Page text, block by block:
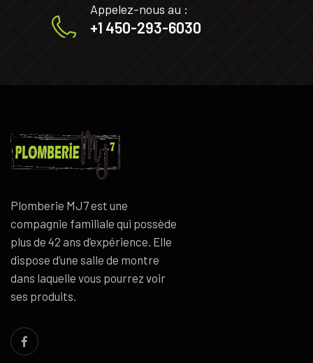
Appelez-nous au :
+1 450-293-6030
Plomberie MJ7 est une
compagnie familiale qui possède
plus de 42 ans d’expérience. Elle
dispose d’une salle de montre
dans laquelle vous pourrez voir
ses produits.